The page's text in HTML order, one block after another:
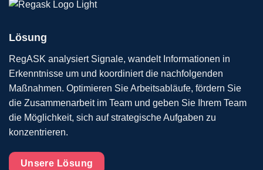
Lösung
RegASK analysiert Signale, wandelt Informationen in
Erkenntnisse um und koordiniert die nachfolgenden
Maßnahmen. Optimieren Sie Arbeitsabläufe, fördern Sie
die Zusammenarbeit im Team und geben Sie Ihrem Team
die Möglichkeit, sich auf strategische Aufgaben zu
konzentrieren.
Unsere Lösung